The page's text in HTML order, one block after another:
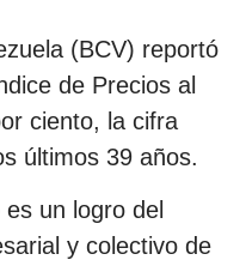
(BCV) reportó
de Precios al
ciento, la cifra
últimos 39 años.
un logro del
y colectivo de